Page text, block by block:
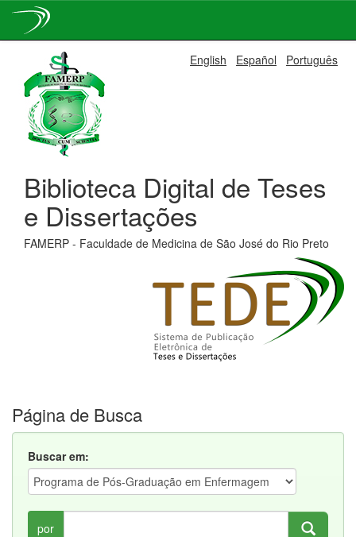
navigation
English Español Português
Biblioteca Digital de Teses
e Dissertações
FAMERP - Faculdade de Medicina de São José do Rio Preto
Página de Busca
Buscar em:
por